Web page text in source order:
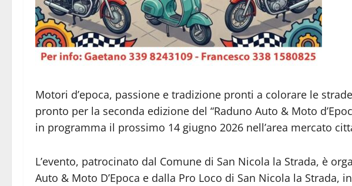
Motori d’epoca, passione e tradizione pronti a colorare le
pronto per la seconda edizione del “Raduno Auto & Moto
in programma il prossimo 14 giugno 2026 nell’area mercato
L’evento, patrocinato dal Comune di San Nicola la Strada, è
Auto & Moto D’Epoca e dalla Pro Loco di San Nicola la Strada,